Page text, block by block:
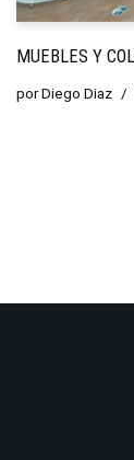
MUEBLES Y
porDiego Diaz